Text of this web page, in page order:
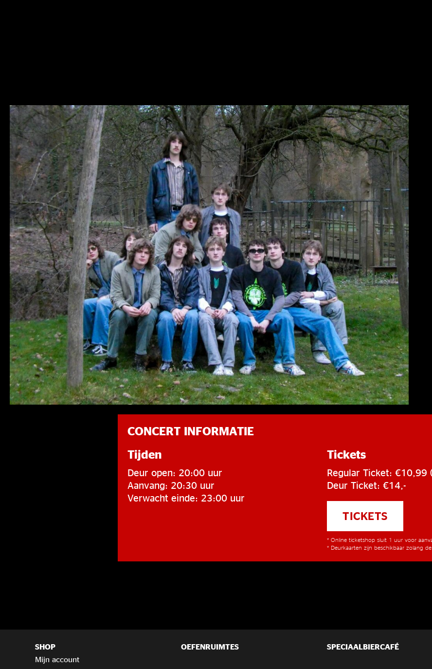
CONCERT INFORMATIE
Tijden
Deur open: 20:00 uur
Aanvang: 20:30 uur
Verwacht einde: 23:00 uur
Tickets
Regular Ticket: €10,99
Deur Ticket: €14,-
TICKETS
* Online ticketshop sluit 1 uur voor
* Deurkaarten zijn beschikbaar zolang
SHOP
Mijn account
OEFENRUIMTES SPECIAALBIERCAFÉ